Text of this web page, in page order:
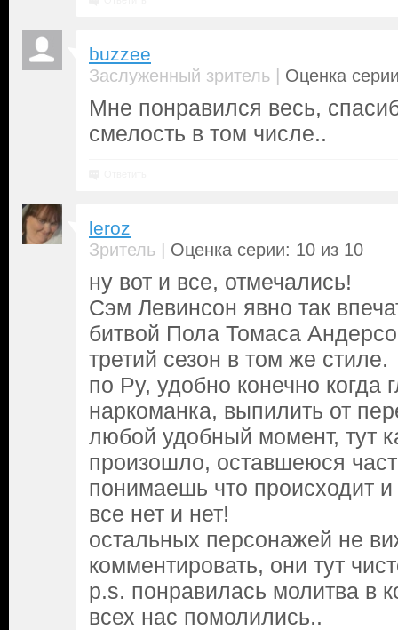
buzzee
Заслуженный зритель | Оценка
Мне понравился весь,
смелость в том числе..
leroz
Зритель | Оценка серии: 10 из 10
ну вот и все, отмечались!
Сэм Левинсон явно так
битвой Пола Томаса
третий сезон в том же стиле.
по Ру, удобно конечно когда
наркоманка, выпилить от
любой удобный момент, тут
произошло, оставшеюся
понимаешь что происходит
все нет и нет!
остальных персонажей не
комментировать, они тут
p.s. понравилась молитва в
всех нас помолились..